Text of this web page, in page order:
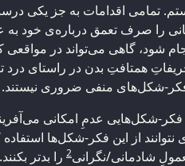
تمامی اقدامات به جز یکی
را صرف تعمق درباره‌ی خود به
شود، گاهی می‌تواند در
همتافتِ بدن در راستای درد
شکل‌های منفی ضروری نیستند.
شکل‌هایی عدمِ امکانی
نتوانند از این فکر-شکل‌ها
شادمانی/نگرانی2 را بدتر بکنند.